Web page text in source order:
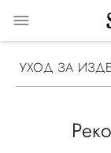
УХОД ЗА